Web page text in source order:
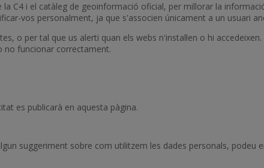
C4 i el catàleg de geoinformació oficial, per millorar la
vos personalment, ja que s'associen únicament a un usuari
o per tal que us alerti quan els webs n'instal·len o hi
no funcionar correctament.
es publicarà en aquesta pàgina.
suggeriment sobre com utilitzem les dades personals, podeu